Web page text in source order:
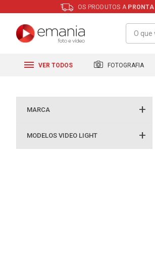
OS PRODUTOS A
VER TODOS FOTOGRAFIA
MARCA
MODELOS VIDEO LIGHT